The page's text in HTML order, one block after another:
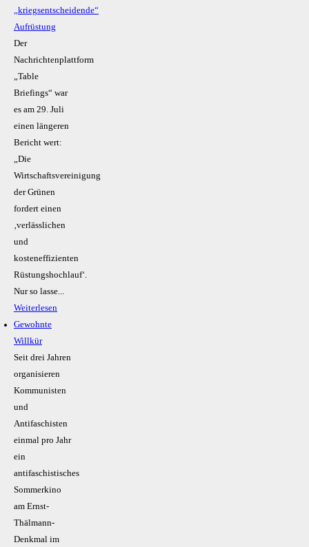
„kriegsentscheidende“
Aufrüstung
Der
Nachrichtenplattform
„Table
Briefings“ war
es am 29. Juli
einen längeren
Bericht wert:
„Die
Wirtschaftsvereinigung
der Grünen
fordert einen
‚verlässlichen
und
kosteneffizienten
Rüstungshochlauf‘.
Nur so lasse...
Weiterlesen
Gewohnte
Willkür
Seit drei Jahren
organisieren
Kommunisten
und
Antifaschisten
einmal pro Jahr
ein
antifaschistisches
Sommerkino
am Ernst-
Thälmann-
Denkmal im